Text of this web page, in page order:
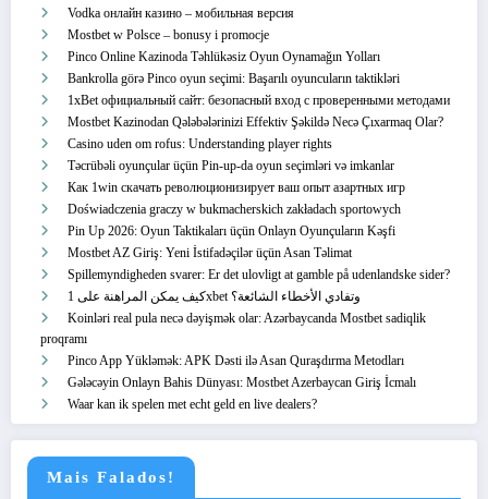
Vodka онлайн казино – мобильная версия
Mostbet w Polsce – bonusy i promocje
Pinco Online Kazinoda Təhlükəsiz Oyun Oynamağın Yolları
Bankrolla görə Pinco oyun seçimi: Başarılı oyuncuların taktikləri
1xBet официальный сайт: безопасный вход с проверенными методами
Mostbet Kazinodan Qələbələrinizi Effektiv Şəkildə Necə Çıxarmaq Olar?
Casino uden om rofus: Understanding player rights
Təcrübəli oyunçular üçün Pin-up-da oyun seçimləri və imkanlar
Как 1win скачать революционизирует ваш опыт азартных игр
Doświadczenia graczy w bukmacherskich zakładach sportowych
Pin Up 2026: Oyun Taktikaları üçün Onlayn Oyunçuların Kəşfi
Mostbet AZ Giriş: Yeni İstifadəçilər üçün Asan Təlimat
Spillemyndigheden svarer: Er det ulovligt at gamble på udenlandske sider?
كيف يمكن المراهنة على 1xbet وتفادي الأخطاء الشائعة؟
Koinləri real pula necə dəyişmək olar: Azərbaycanda Mostbet sadiqlik
proqramı
Pinco App Yükləmək: APK Dəsti ilə Asan Quraşdırma Metodları
Gələcəyin Onlayn Bahis Dünyası: Mostbet Azerbaycan Giriş İcmalı
Waar kan ik spelen met echt geld en live dealers?
Mais Falados!